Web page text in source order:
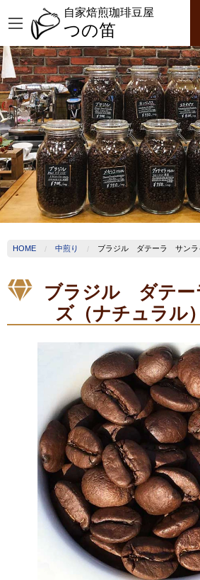
自家焙煎珈琲豆屋
つの笛
HOME 中煎り ブラジル ダテーラ サンラ
ブラジル ダテ
ズ（ナチュラル